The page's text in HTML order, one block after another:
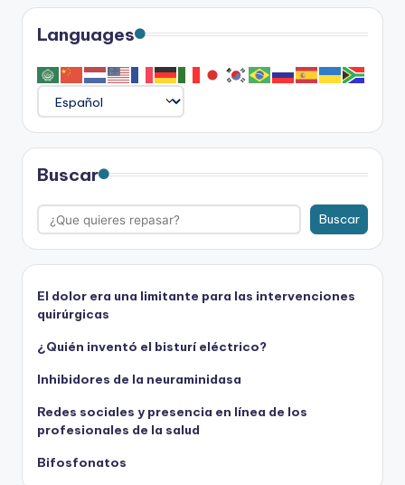
Languages
Buscar
Buscar
El dolor era una limitante para las intervenciones
quirúrgicas
¿Quién inventó el bisturí eléctrico?
Inhibidores de la neuraminidasa
Redes sociales y presencia en línea de los
profesionales de la salud
Bifosfonatos